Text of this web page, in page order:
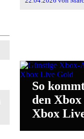
So
den Xbox
Xbox